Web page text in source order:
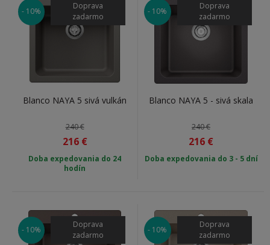
- 10%
Doprava
zadarmo
Blanco NAYA 5 sivá vulkán
240 €
216 €
Doba expedovania do 24
hodín
- 10%
Doprava
zadarmo
Blanco NAYA 5 - sivá skala
240 €
216 €
Doba expedovania do 3 - 5 dní
- 10%
Doprava
zadarmo
- 10%
Doprava
zadarmo